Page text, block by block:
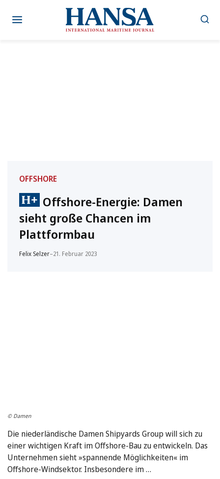
Inhalt
OFFSHORE
Offshore-Energie: Damen
sieht große Chancen im
Plattformbau
Felix Selzer–21. Februar 2023
© Damen
Die niederländische Damen Shipyards Group will sich zu
einer wichtigen Kraft im Offshore-Bau zu entwickeln. Das
Unternehmen sieht »spannende Möglichkeiten« im
Offshore-Windsektor. Insbesondere im …